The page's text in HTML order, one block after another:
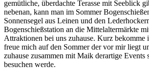
gemütliche, überdachte Terasse mit Seeblick
nebenan, kann man im Sommer
Sonnensegel aus Leinen und den
Bogenschießstation an die Mittelaltermärkte
Attraktionen bei uns zuhause. Kurz bekomme
freue mich auf den Sommer der vor mir liegt
zuhause zusammen mit Maik derartige Events
besuchen werde.